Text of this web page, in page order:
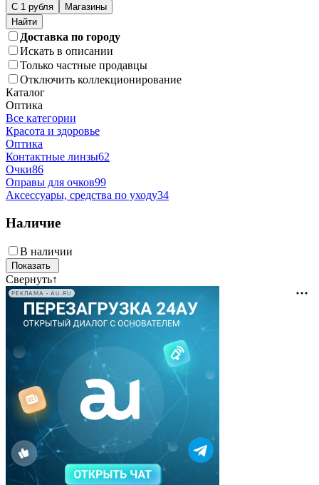
С 1 рубля
Магазины
Доставка по городу
Искать в описании
Только частные продавцы
Отключить коллекционирование
Каталог
Оптика
Все категории
Красота и здоровье
Оптика
Контактные линзы62
Очки86
Оправы для очков99
Аксессуары, средства по уходу34
Наличие
В наличии
Свернуть↑
РЕКЛАМА • AU.RU